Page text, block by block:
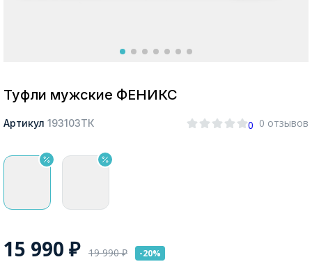
Туфли мужские ФЕНИКС
Артикул 193103ТК 0 0 отзывов
15 990 ₽ 19 990₽ -20%